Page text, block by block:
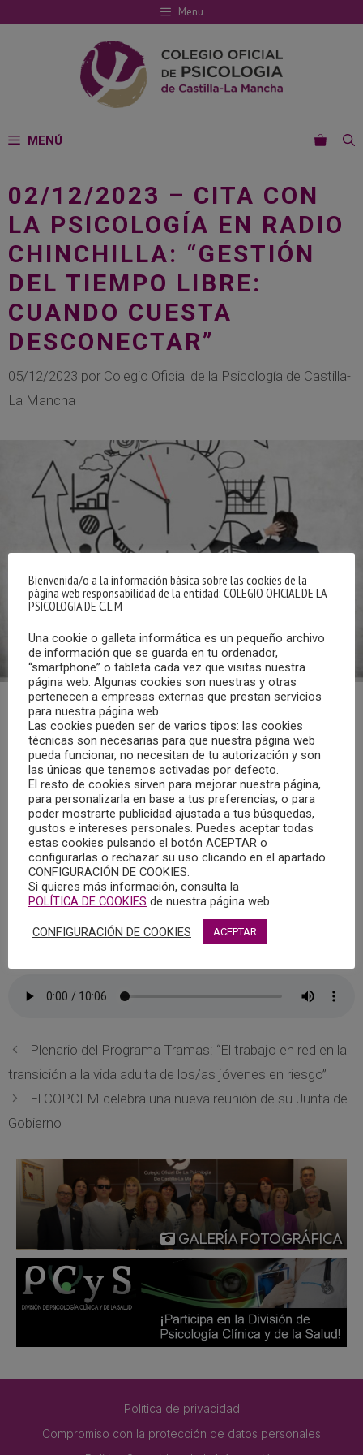
al
Menu
MENÚ
02/12/2023 – CITA CON
LA PSICOLOGÍA EN RADIO
CHINCHILLA: “GESTIÓN
DEL TIEMPO LIBRE:
CUANDO CUESTA
DESCONECTAR”
05/12/2023 por Colegio Oficial de la Psicología de Castilla-
La Mancha
Ya puedes escuchar el programa “Cita con la Psicología”
emitido en Radio Chinchilla el sábado, 2 de diciembre de
2023, que llevó por título “Gestión del tiempo libre: cuando
cuesta desconectar”, y en el que intervino, Catalina Fuster
Bennasar , Psicóloga colegiada en el Colegio Oficial de la
Psicología de Castilla-La Mancha.
El Colegio Oficial de la Psicología de Castilla-La Mancha
colabora con Radio Chinchilla en el magazine “Quiero estar
contigo” donde cada semana se abordan temáticas y
contenidos psicológicos dentro del espacio “Cita con la
Psicología”.
Plenario del Programa Tramas: “El trabajo en red en la
transición a la vida adulta de los/as jóvenes en riesgo”
El COPCLM celebra una nueva reunión de su Junta de
Gobierno
GALERÍA FOTOGRÁFICA
Política de privacidad
Compromiso con la protección de datos personales
Bienvenida/o a la información básica sobre las cookies de la
página web responsabilidad de la entidad: COLEGIO OFICIAL DE LA
PSICOLOGIA DE C.L.M
Una cookie o galleta informática es un pequeño archivo
de información que se guarda en tu ordenador,
“smartphone” o tableta cada vez que visitas nuestra
página web. Algunas cookies son nuestras y otras
pertenecen a empresas externas que prestan servicios
para nuestra página web.
Las cookies pueden ser de varios tipos: las cookies
técnicas son necesarias para que nuestra página web
pueda funcionar, no necesitan de tu autorización y son
las únicas que tenemos activadas por defecto.
El resto de cookies sirven para mejorar nuestra página,
para personalizarla en base a tus preferencias, o para
poder mostrarte publicidad ajustada a tus búsquedas,
gustos e intereses personales. Puedes aceptar todas
estas cookies pulsando el botón ACEPTAR o
configurarlas o rechazar su uso clicando en el apartado
CONFIGURACIÓN DE COOKIES.
Si quieres más información, consulta la
POLÍTICA DE COOKIES de nuestra página web.
CONFIGURACIÓN DE COOKIES ACEPTAR